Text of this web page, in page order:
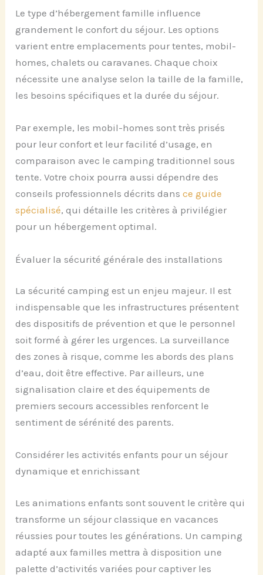
Le type d’hébergement famille influence
grandement le confort du séjour. Les options
varient entre emplacements pour tentes, mobil-
homes, chalets ou caravanes. Chaque choix
nécessite une analyse selon la taille de la famille,
les besoins spécifiques et la durée du séjour.
Par exemple, les mobil-homes sont très prisés
pour leur confort et leur facilité d’usage, en
comparaison avec le camping traditionnel sous
tente. Votre choix pourra aussi dépendre des
conseils professionnels décrits dansce guide
spécialisé, qui détaille les critères à privilégier
pour un hébergement optimal.
Évaluer la sécurité générale des installations
La sécurité camping est un enjeu majeur. Il est
indispensable que les infrastructures présentent
des dispositifs de prévention et que le personnel
soit formé à gérer les urgences. La surveillance
des zones à risque, comme les abords des plans
d’eau, doit être effective. Par ailleurs, une
signalisation claire et des équipements de
premiers secours accessibles renforcent le
sentiment de sérénité des parents.
Considérer les activités enfants pour un séjour
dynamique et enrichissant
Les animations enfants sont souvent le critère qui
transforme un séjour classique en vacances
réussies pour toutes les générations. Un camping
adapté aux familles mettra à disposition une
palette d’activités variées pour captiver les